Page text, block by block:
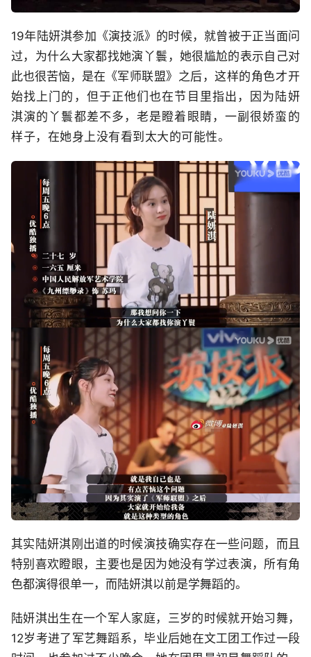
19年陆妍淇参加《演技派》的时候，就曾被于正当面问
过，为什么大家都找她演丫鬟，她很尴尬的表示自己对
此也很苦恼，是在《军师联盟》之后，这样的角色才开
始找上门的，但于正他们也在节目里指出，因为陆妍
淇演的丫鬟都差不多，老是瞪着眼睛，一副很娇蛮的
样子，在她身上没有看到太大的可能性。
其实陆妍淇刚出道的时候演技确实存在一些问题，而且
特别喜欢瞪眼，主要也是因为她没有学过表演，所有角
色都演得很单一，而陆妍淇以前是学舞蹈的。
陆妍淇出生在一个军人家庭，三岁的时候就开始习舞，
12岁考进了军艺舞蹈系，毕业后她在文工团工作过一段